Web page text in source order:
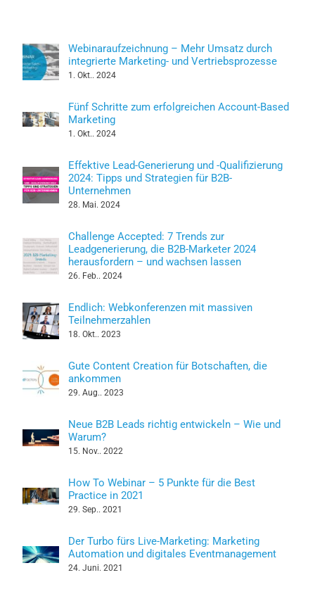
Webinaraufzeichnung – Mehr Umsatz durch
integrierte Marketing- und Vertriebsprozesse
1. Okt.. 2024
Fünf Schritte zum erfolgreichen Account-Based
Marketing
1. Okt.. 2024
Effektive Lead-Generierung und -Qualifizierung
2024: Tipps und Strategien für B2B-
Unternehmen
28. Mai. 2024
Challenge Accepted: 7 Trends zur
Leadgenerierung, die B2B-Marketer 2024
herausfordern – und wachsen lassen
26. Feb.. 2024
Endlich: Webkonferenzen mit massiven
Teilnehmerzahlen
18. Okt.. 2023
Gute Content Creation für Botschaften, die
ankommen
29. Aug.. 2023
Neue B2B Leads richtig entwickeln – Wie und
Warum?
15. Nov.. 2022
How To Webinar – 5 Punkte für die Best
Practice in 2021
29. Sep.. 2021
Der Turbo fürs Live-Marketing: Marketing
Automation und digitales Eventmanagement
24. Juni. 2021